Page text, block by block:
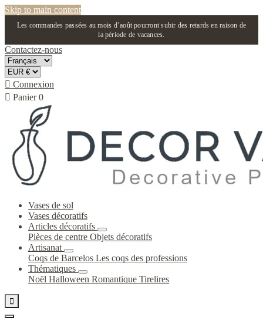
Skip to main content
Les commandes passées au mois d’août pourront subir des retards en raison de
la période de vacances.
Contactez-nous
 Connexion
 Panier 0
Vases de sol
Vases décoratifs
Articles décoratifs
Pièces de centre Objets décoratifs
Artisanat
Coqs de Barcelos Les coqs des professions
Thématiques
Noël Halloween Romantique Tirelires
